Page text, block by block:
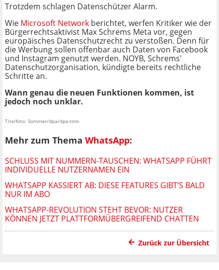
Trotzdem schlagen Datenschützer Alarm.
Wie Microsoft Network berichtet, werfen Kritiker wie der
Bürgerrechtsaktivist Max Schrems Meta vor, gegen
europäisches Datenschutzrecht zu verstoßen. Denn für
die Werbung sollen offenbar auch Daten von Facebook
und Instagram genutzt werden. NOYB, Schrems'
Datenschutzorganisation, kündigte bereits rechtliche
Schritte an.
Wann genau die neuen Funktionen kommen, ist
jedoch noch unklar.
Titelfoto: Sommer/dpa/dpa-tmn
Mehr zum Thema WhatsApp:
SCHLUSS MIT NUMMERN-TAUSCHEN: WHATSAPP FÜHRT
INDIVIDUELLE NUTZERNAMEN EIN
WHATSAPP KASSIERT AB: DIESE FEATURES GIBT’S BALD
NUR IM ABO
WHATSAPP-REVOLUTION STEHT BEVOR: NUTZER
KÖNNEN JETZT PLATTFORMÜBERGREIFEND CHATTEN
Zurück zur Übersicht